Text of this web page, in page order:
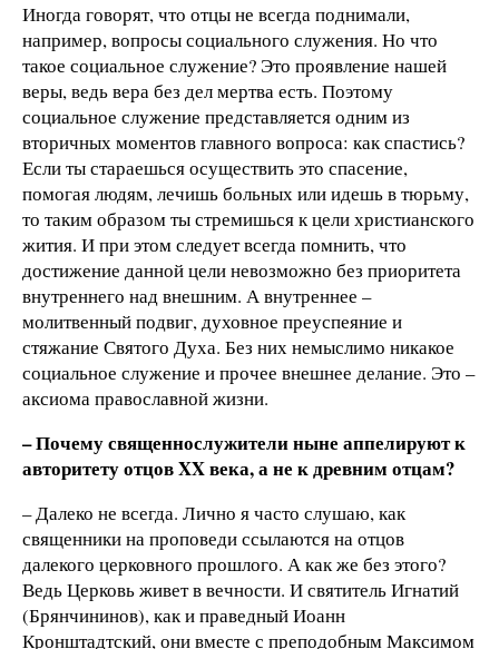
Иногда говорят, что отцы не всегда поднимали,
например, вопросы социального служения. Но что
такое социальное служение? Это проявление нашей
веры, ведь вера без дел мертва есть. Поэтому
социальное служение представляется одним из
вторичных моментов главного вопроса: как спастись?
Если ты стараешься осуществить это спасение,
помогая людям, лечишь больных или идешь в тюрьму,
то таким образом ты стремишься к цели христианского
жития. И при этом следует всегда помнить, что
достижение данной цели невозможно без приоритета
внутреннего над внешним. А внутреннее –
молитвенный подвиг, духовное преуспеяние и
стяжание Святого Духа. Без них немыслимо никакое
социальное служение и прочее внешнее делание. Это –
аксиома православной жизни.
– Почему священнослужители ныне аппелируют к
авторитету отцов XX века, а не к древним отцам?
– Далеко не всегда. Лично я часто слушаю, как
священники на проповеди ссылаются на отцов
далекого церковного прошлого. А как же без этого?
Ведь Церковь живет в вечности. И святитель Игнатий
(Брянчининов), как и праведный Иоанн
Кронштадтский, они вместе с преподобным Максимом